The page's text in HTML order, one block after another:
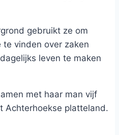
gebruikt ze om
vinden over zaken
leven te maken
met haar man vijf
Achterhoekse platteland.